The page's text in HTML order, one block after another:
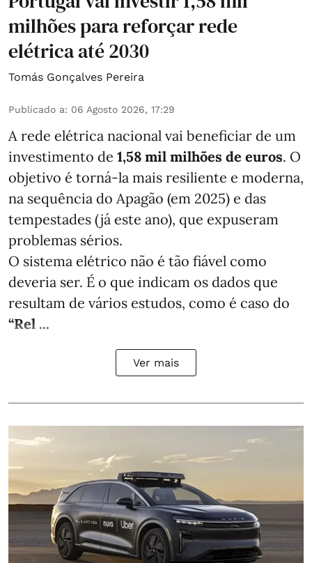
milhões para reforçar rede
elétrica até 2030
Tomás Gonçalves Pereira
Publicado a: 06 Agosto 2026, 17:29
A rede elétrica nacional vai beneficiar de um
investimento de 1,58 mil milhões de euros. O
objetivo é torná-la mais resiliente e moderna,
na sequência do Apagão (em 2025) e das
tempestades (já este ano), que expuseram
problemas sérios.
O sistema elétrico não é tão fiável como
deveria ser. É o que indicam os dados que
resultam de vários estudos, como é caso do
“Rel ...
Ver mais